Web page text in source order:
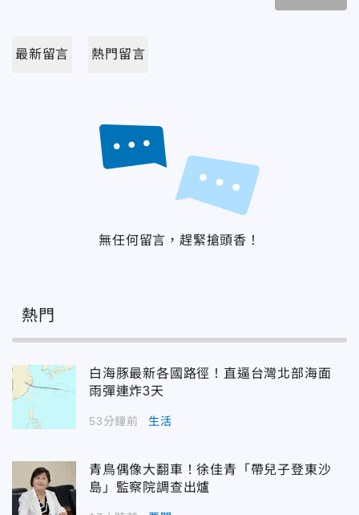
最新留言 熱門留言
無任何留言，趕緊搶頭香！
熱門
白海豚最新各國路徑！直逼台灣北部海面
雨彈連炸3天
53分鐘前 生活
青鳥偶像大翻車！徐佳青「帶兒子登東沙
島」監察院調查出爐